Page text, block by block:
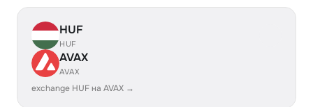
HUF
HUF
AVAX
AVAX
exchange HUF на AVAX →